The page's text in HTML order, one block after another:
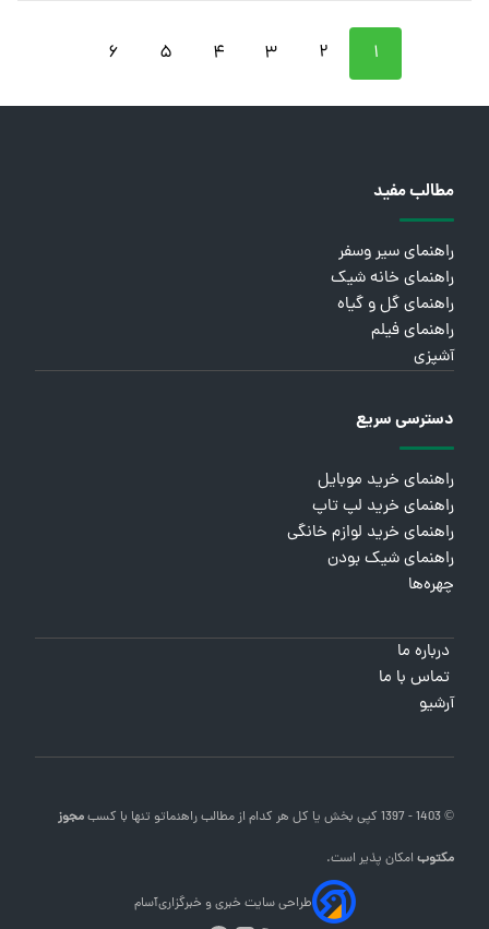
۱ ۲ ۳ ۴ ۵ ۶
مطالب مفید
راهنمای سیر وسفر
راهنمای خانه شیک
راهنمای گل و گیاه
راهنمای فیلم
آشپزی
دسترسی سریع
راهنمای خرید موبایل
راهنمای خرید لپ تاپ
راهنمای خرید لوازم خانگی
راهنمای شیک بودن
چهره‌ها
درباره ما
تماس با ما
آرشیو
© 1403 - 1397 کپی بخش یا کل هر کدام از مطالب راهنماتو تنها با کسبمجوز
مکتوبامکان پذیر است.
طراحی سایت خبری و خبرگزاریآسام